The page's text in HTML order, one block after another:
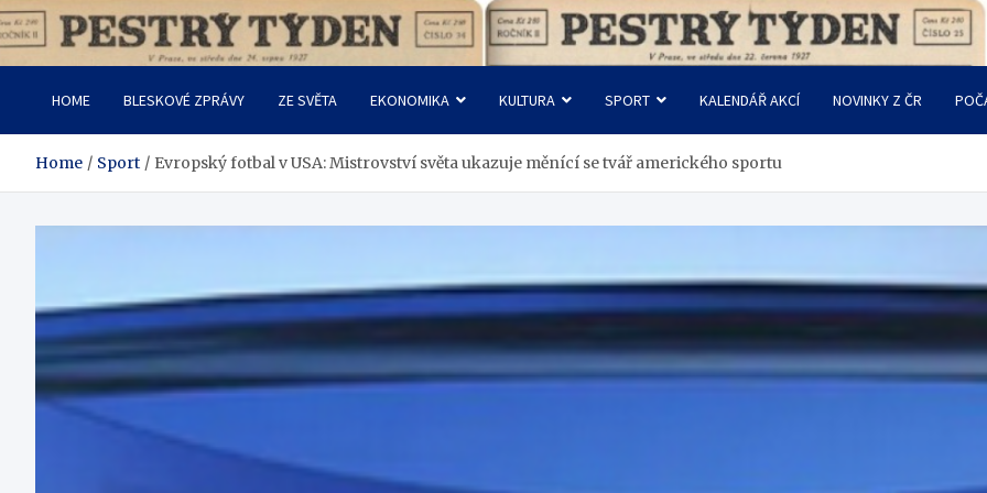
Skip
to
Pestrý Týden
HOME BLESKOVÉ ZPRÁVY ZE SVĚTA EKONOMIKA KULTURA SPORT KALENDÁŘ AKCÍ NOVINKY Z ČR
Home Sport Evropský fotbal v USA: Mistrovství světa ukazuje měnící se tvář amerického sportu